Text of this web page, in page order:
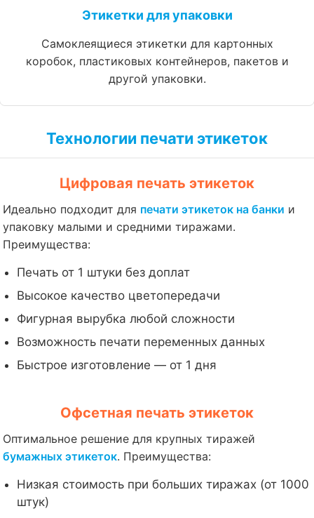
Этикетки для упаковки
Самоклеящиеся этикетки для картонных
коробок, пластиковых контейнеров, пакетов и
другой упаковки.
Технологии печати этикеток
Цифровая печать этикеток
Идеально подходит для печати этикеток на банки и
упаковку малыми и средними тиражами.
Преимущества:
Печать от 1 штуки без доплат
Высокое качество цветопередачи
Фигурная вырубка любой сложности
Возможность печати переменных данных
Быстрое изготовление — от 1 дня
Офсетная печать этикеток
Оптимальное решение для крупных тиражей
бумажных этикеток. Преимущества:
Низкая стоимость при больших тиражах (от 1000
штук)